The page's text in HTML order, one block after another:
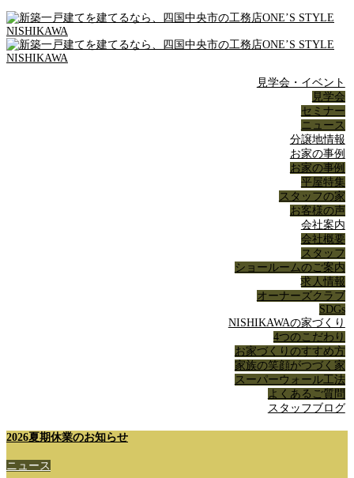
見学会・イベント
見学会
セミナー
ニュース
分譲地情報
お家の事例
お家の事例
平屋特集
スタッフの家
お客様の声
会社案内
会社概要
スタッフ
ショールームのご案内
求人情報
オーナーズクラブ
SDGs
NISHIKAWAの家づくり
4つのこだわり
お家づくりのすすめ方
家族の笑顔がつづく家
スーパーウォール工法
よくあるご質問
スタッフブログ
2026夏期休業のお知らせ
ニュース